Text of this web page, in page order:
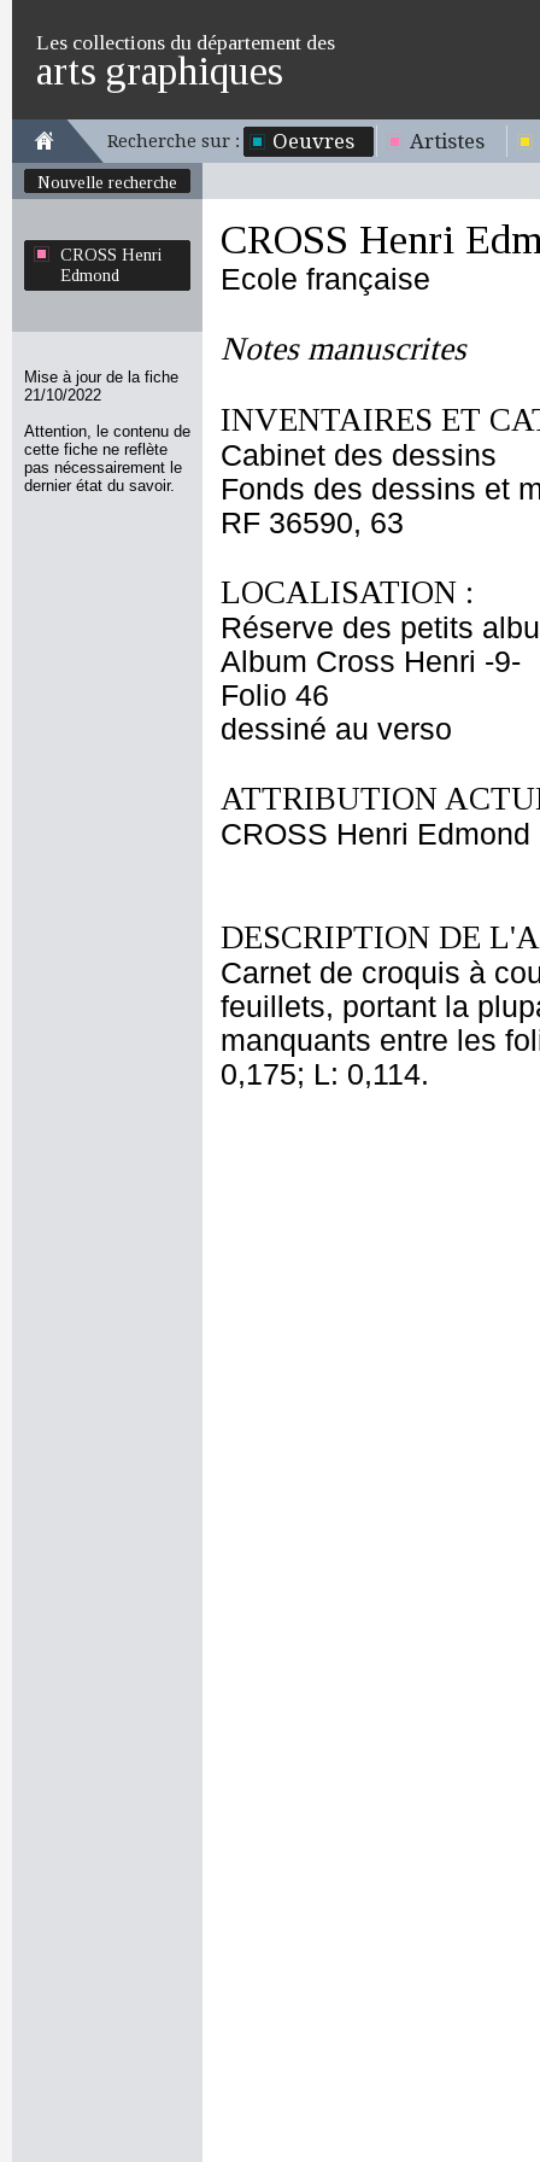
Les collections du département des
arts graphiques
Recherche sur : Oeuvres Artistes
Nouvelle recherche
CROSS Henri
Edmond
Mise à jour de la fiche
21/10/2022
Attention, le contenu de
cette fiche ne reflète
pas nécessairement le
dernier état du savoir.
CROSS Henri
Ecole française
Notes manuscrites
INVENTAIRES ET
Cabinet des dessins
Fonds des dessins et
RF 36590, 63
LOCALISATION :
Réserve des petits
Album Cross Henri -9-
Folio 46
dessiné au verso
ATTRIBUTION
CROSS Henri Edmond
DESCRIPTION DE
Carnet de croquis à
feuillets, portant la
manquants entre les
0,175; L: 0,114.